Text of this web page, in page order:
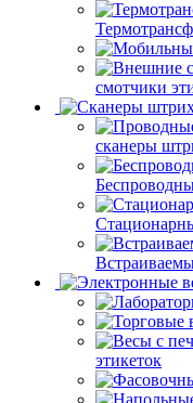
смотчики
сканеры
этикеток